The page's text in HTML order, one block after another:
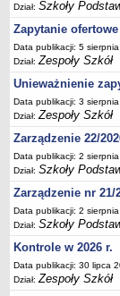
Godziny
Ogłoszenie
Zarządzenia
Kontrole
Rejestry,
Sprawozdania
Deklaracja
PORADNIE
Zespół Poradni
BIURO FINANSÓW
Dane
Majątek
Dział:Szkoły
Zapytanie
Data publikacji: 5
Dział:Zespoły Szkół
Unieważnienie
Data publikacji: 3
Dział:Zespoły Szkół
Zarządzenie 22/
Data publikacji: 2
Dział:Szkoły
Zarządzenie nr 21/
Data publikacji: 2
Dział:Szkoły
Kontrole w 2026 r.
Data publikacji: 30 lipca
Dział:Zespoły Szkół